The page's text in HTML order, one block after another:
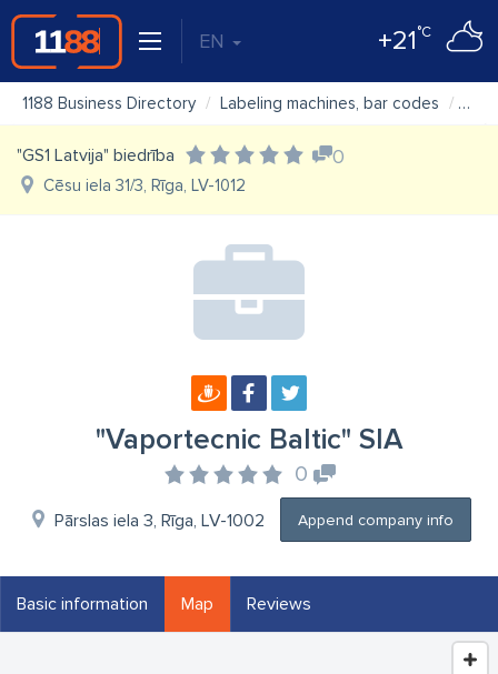
EN +21°C
1188 Business Directory Labeling machines, bar codes
"GS1 Latvija" biedrība 0
Cēsu iela 31/3, Rīga, LV-1012
"Vaportecnic Baltic" SIA
0
Pārslas iela 3, Rīga, LV-1002 Append company info
Basic information Map Reviews